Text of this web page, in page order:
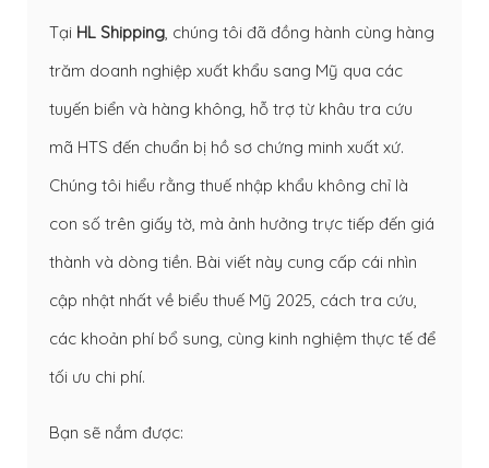
Tại HL Shipping, chúng tôi đã đồng hành cùng hàng
trăm doanh nghiệp xuất khẩu sang Mỹ qua các
tuyến biển và hàng không, hỗ trợ từ khâu tra cứu
mã HTS đến chuẩn bị hồ sơ chứng minh xuất xứ.
Chúng tôi hiểu rằng thuế nhập khẩu không chỉ là
con số trên giấy tờ, mà ảnh hưởng trực tiếp đến giá
thành và dòng tiền. Bài viết này cung cấp cái nhìn
cập nhật nhất về biểu thuế Mỹ 2025, cách tra cứu,
các khoản phí bổ sung, cùng kinh nghiệm thực tế để
tối ưu chi phí.
Bạn sẽ nắm được: